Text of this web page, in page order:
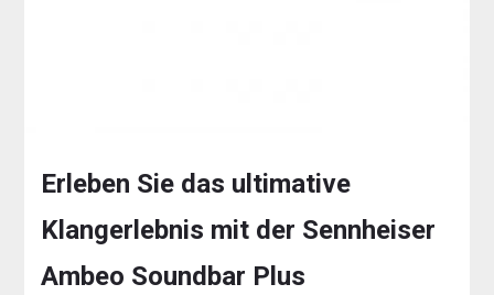
Erleben Sie das ultimative
Klangerlebnis mit der Sennheiser
Ambeo Soundbar Plus